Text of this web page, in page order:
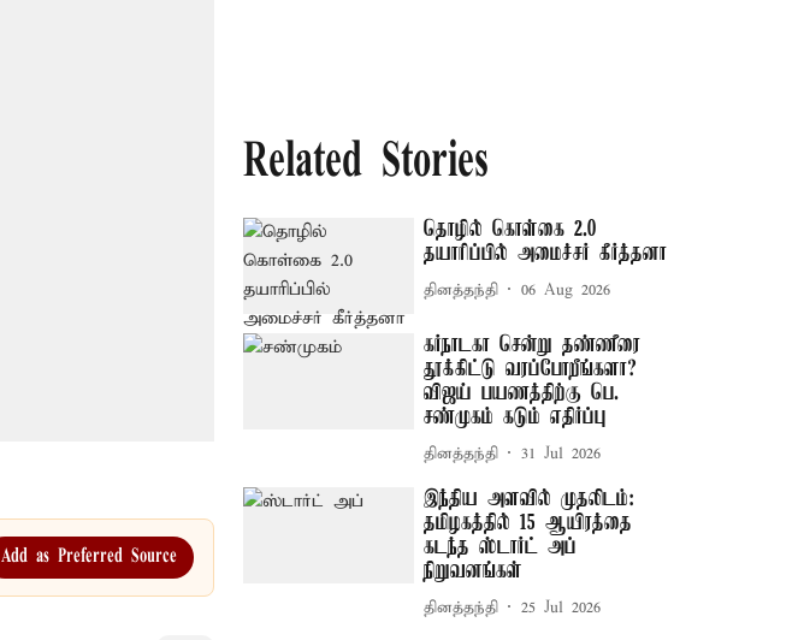
Add as Preferred Source
Related Stories
தொழில் கொள்கை 2.0
தயாரிப்பில் அமைச்சர் கீர்த்தனா
தினத்தந்தி 06 Aug 2026
கர்நாடகா சென்று தண்ணீரை
தூக்கிட்டு வரப்போறீங்களா? –
விஜய் பயணத்திற்கு பெ.
சண்முகம் கடும் எதிர்ப்பு
தினத்தந்தி 31 Jul 2026
இந்திய அளவில் முதலிடம்:
தமிழகத்தில் 15 ஆயிரத்தை
கடந்த ஸ்டார்ட் அப்
நிறுவனங்கள்
தினத்தந்தி 25 Jul 2026